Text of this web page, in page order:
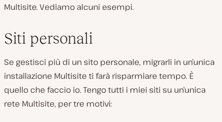
Multisite. Vediamo alcuni esempi.
Siti personali
Se gestisci più di un sito personale, migrarli in un’unica
installazione Multisite ti farà risparmiare tempo. È
quello che faccio io. Tengo tutti i miei siti su un’unica
rete Multisite, per tre motivi: